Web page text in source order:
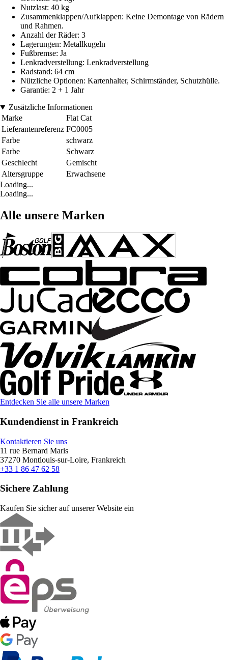
Nutzlast: 40 kg
Zusammenklappen/Aufklappen: Keine Demontage von Rädern
und Rahmen.
Anzahl der Räder: 3
Lagerungen: Metallkugeln
Fußbremse: Ja
Lenkradverstellung: Lenkradverstellung
Radstand: 64 cm
Nützliche Optionen: Kartenhalter, Schirmständer, Schutzhülle.
Garantie: 2 + 1 Jahr
Zusätzliche Informationen
Marke
Flat Cat
Lieferantenreferenz FC0005
Farbe
schwarz
Farbe
Schwarz
Geschlecht
Gemischt
Altersgruppe
Erwachsene
Loading...
Loading...
Alle unsere Marken
Entdecken Sie alle unsere Marken
Kundendienst in Frankreich
Kontaktieren Sie uns
11 rue Bernard Maris
37270 Montlouis-sur-Loire, Frankreich
+33 1 86 47 62 58
Sichere Zahlung
Kaufen Sie sicher auf unserer Website ein